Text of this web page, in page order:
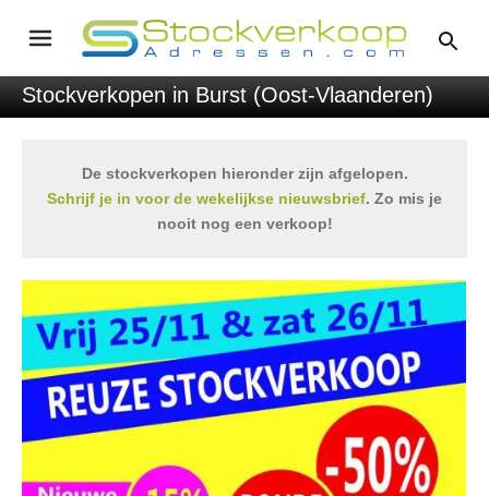
Stockverkopen in Burst (Oost-Vlaanderen)
De stockverkopen hieronder zijn afgelopen.
Schrijf je in voor de wekelijkse nieuwsbrief. Zo mis je
nooit nog een verkoop!